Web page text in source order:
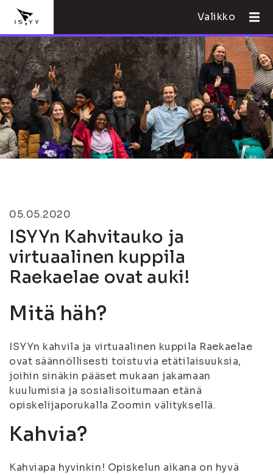
Valikko
05.05.2020
ISYYn Kahvitauko ja
virtuaalinen kuppila
Raekaelae ovat auki!
Mitä häh?
ISYYn kahvila ja virtuaalinen kuppila Raekaelae
ovat säännöllisesti toistuvia etätilaisuuksia,
joihin sinäkin pääset mukaan jakamaan
kuulumisia ja sosialisoitumaan etänä
opiskelijaporukalla Zoomin välityksellä.
Kahvia?
Kahviapa hyvinkin! Opiskelun aikana on hyvä